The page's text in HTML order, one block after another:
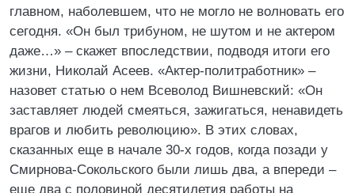
главном, наболевшем, что не могло не волновать его
сегодня. «Он был трибуном, не шутом и не актером
даже…» – скажет впоследствии, подводя итоги его
жизни, Николай Асеев. «Актер-политработник» –
назовет статью о нем Всеволод Вишневский: «Он
заставляет людей смеяться, зажигаться, ненавидеть
врагов и любить революцию». В этих словах,
сказанных еще в начале 30-х годов, когда позади у
Смирнова-Сокольского были лишь два, а впереди –
еще два с половиной десятилетия работы на